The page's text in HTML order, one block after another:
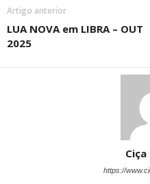
Artigo anterior
LUA NOVA em LIBRA – OUT
2025
Ciça
https://